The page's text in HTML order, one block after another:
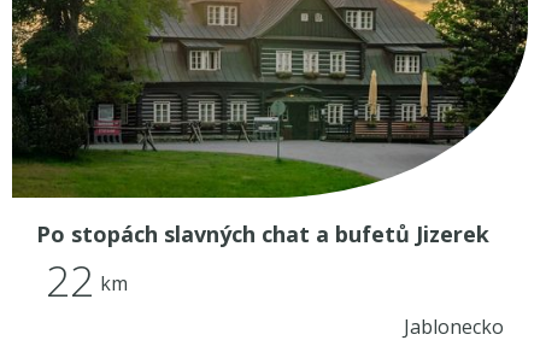
Po stopách slavných chat a bufetů Jizerek
22 km
Jablonecko